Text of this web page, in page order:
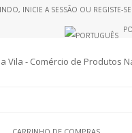
INICIE A SESSÃO OU REGISTE-SE